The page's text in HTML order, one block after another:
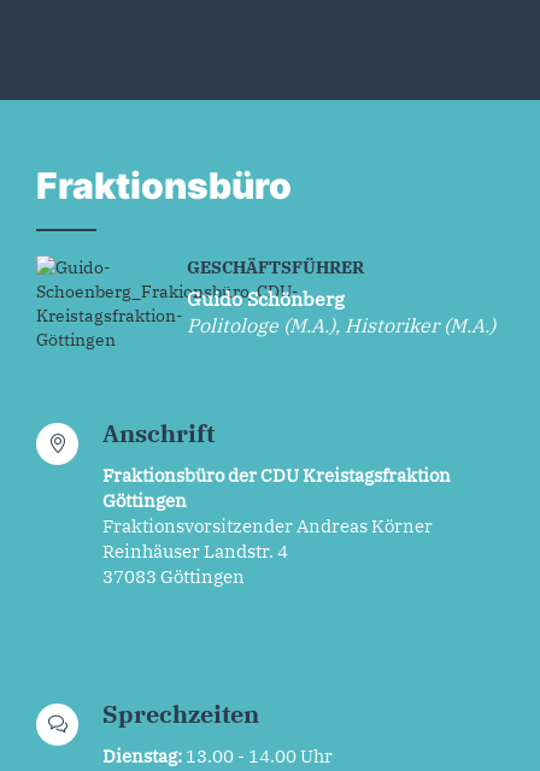
Fraktionsbüro
GESCHÄFTSFÜHRER
Guido Schönberg
Politologe (M.A.), Historiker (M.A.)
Anschrift
Fraktionsbüro der CDU Kreistagsfraktion
Göttingen
Fraktionsvorsitzender Andreas Körner
Reinhäuser Landstr. 4
37083 Göttingen
Sprechzeiten
Dienstag: 13.00 - 14.00 Uhr